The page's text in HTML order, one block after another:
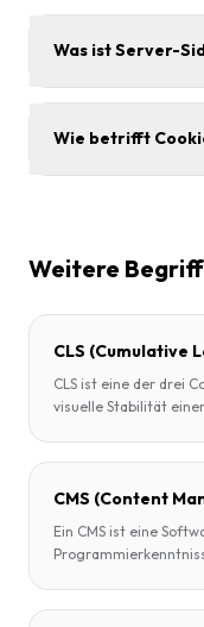
Was ist Server-
Wie betrifft
Weitere
CLS (Cumulative
CLS ist eine der drei
visuelle Stabilität
CMS (Content
Ein CMS ist eine